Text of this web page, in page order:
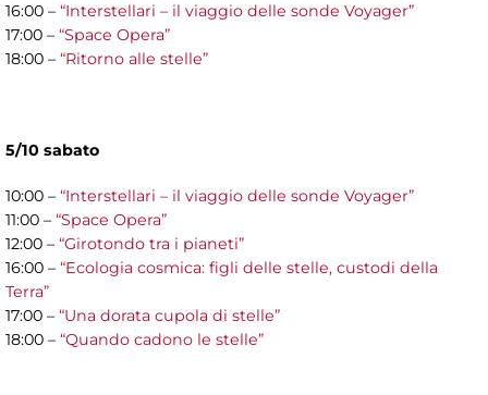
16:00 – “Interstellari – il viaggio delle sonde Voyager”
17:00 – “Space Opera”
18:00 – “Ritorno alle stelle”
5/10 sabato
10:00 – “Interstellari – il viaggio delle sonde Voyager”
11:00 – “Space Opera”
12:00 – “Girotondo tra i pianeti”
16:00 – “Ecologia cosmica: figli delle stelle, custodi della
Terra”
17:00 – “Una dorata cupola di stelle”
18:00 – “Quando cadono le stelle”